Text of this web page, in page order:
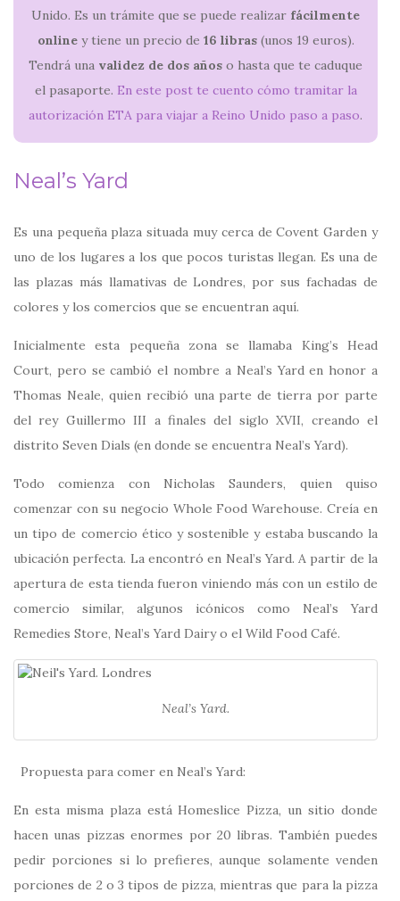
Unido. Es un trámite que se puede realizar fácilmente
onliney tiene un precio de 16 libras(unos 19 euros).
Tendrá una validez de dos años o hasta que te caduque
el pasaporte. En este post te cuento cómo tramitar la
autorización ETA para viajar a Reino Unido paso a paso.
Neal’s Yard
Es una pequeña plaza situada muy cerca de Covent Garden y
uno de los lugares a los que pocos turistas llegan. Es una de
las plazas más llamativas de Londres, por sus fachadas de
colores y los comercios que se encuentran aquí.
Inicialmente esta pequeña zona se llamaba King’s Head
Court, pero se cambió el nombre a Neal’s Yard en honor a
Thomas Neale, quien recibió una parte de tierra por parte
del rey Guillermo III a finales del siglo XVII, creando el
distrito Seven Dials (en donde se encuentra Neal’s Yard).
Todo comienza con Nicholas Saunders, quien quiso
comenzar con su negocio Whole Food Warehouse. Creía en
un tipo de comercio ético y sostenible y estaba buscando la
ubicación perfecta. La encontró en Neal’s Yard. A partir de la
apertura de esta tienda fueron viniendo más con un estilo de
comercio similar, algunos icónicos como Neal’s Yard
Remedies Store, Neal’s Yard Dairy o el Wild Food Café.
Neal’s Yard.
Propuesta para comer en Neal’s Yard:
En esta misma plaza está Homeslice Pizza, un sitio donde
hacen unas pizzas enormes por 20 libras. También puedes
pedir porciones si lo prefieres, aunque solamente venden
porciones de 2 o 3 tipos de pizza, mientras que para la pizza